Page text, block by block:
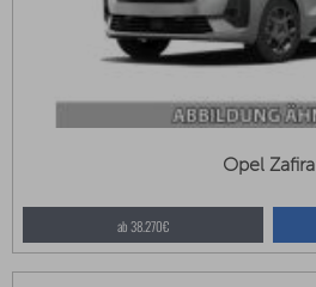
Opel Zafira
ab 38.270€